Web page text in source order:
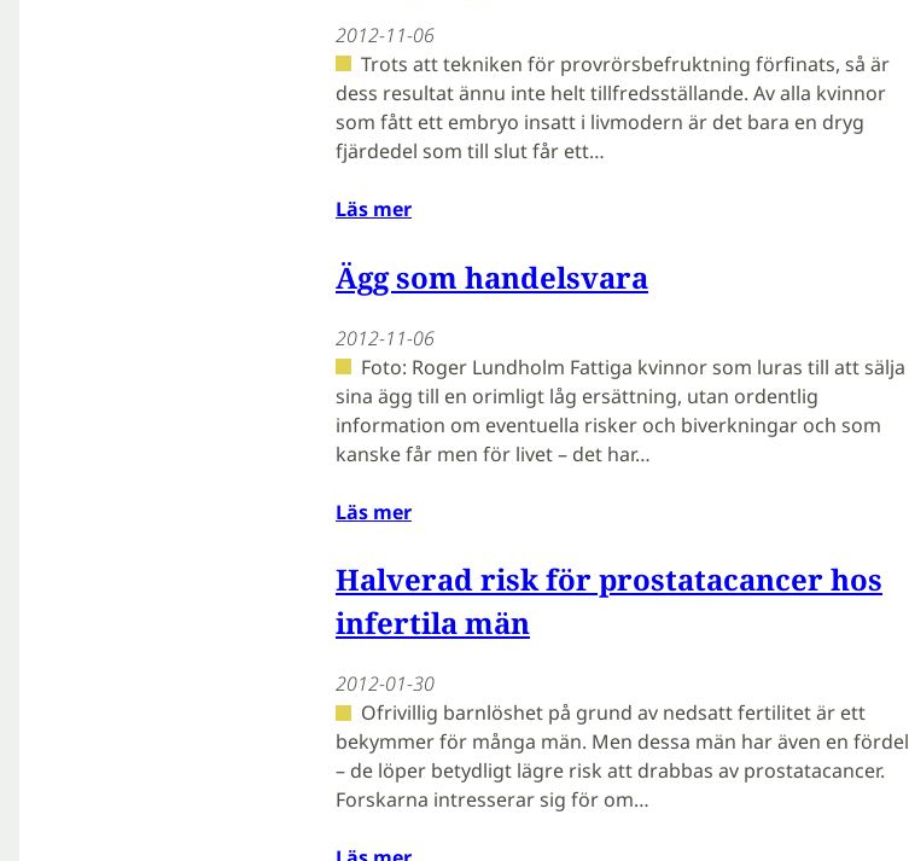
2012-11-06
Trots att tekniken för provrörsbefruktning förfinats, så är
dess resultat ännu inte helt tillfredsställande. Av alla kvinnor
som fått ett embryo insatt i livmodern är det bara en dryg
fjärdedel som till slut får ett…
Läs mer
Ägg som handelsvara
2012-11-06
Foto: Roger Lundholm Fattiga kvinnor som luras till att sälja
sina ägg till en orimligt låg ersättning, utan ordentlig
information om eventuella risker och biverkningar och som
kanske får men för livet – det har…
Läs mer
Halverad risk för prostatacancer hos
infertila män
2012-01-30
Ofrivillig barnlöshet på grund av nedsatt fertilitet är ett
bekymmer för många män. Men dessa män har även en fördel
– de löper betydligt lägre risk att drabbas av prostatacancer.
Forskarna intresserar sig för om…